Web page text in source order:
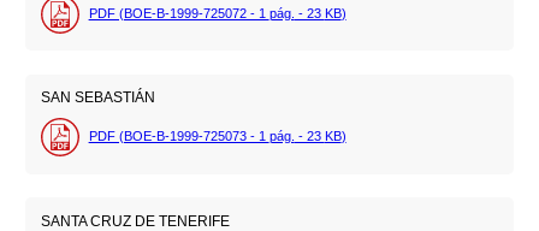
PDF (BOE-B-1999-725072 - 1 pág. - 23 KB)
SAN SEBASTIÁN
PDF (BOE-B-1999-725073 - 1 pág. - 23 KB)
SANTA CRUZ DE TENERIFE